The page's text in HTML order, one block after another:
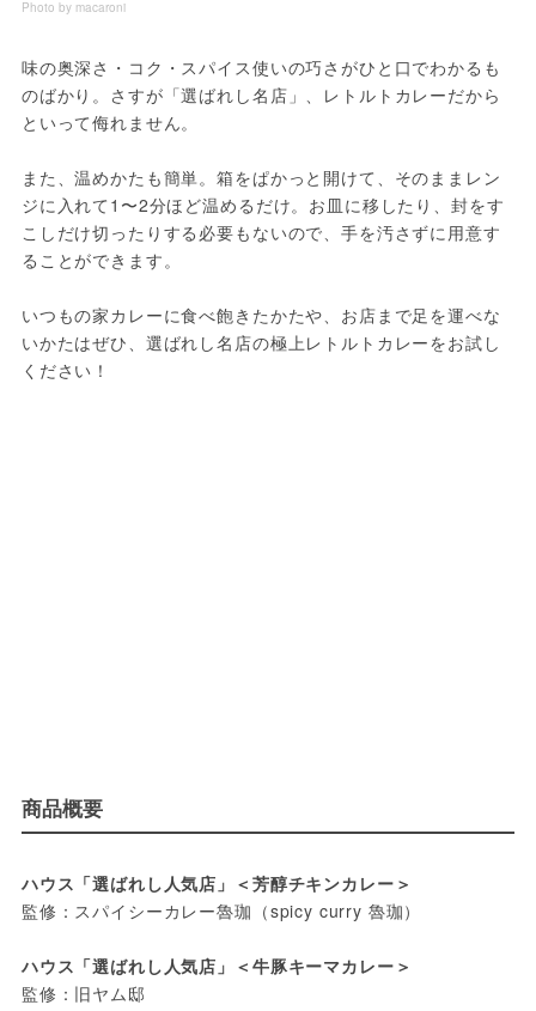
Photo by macaroni
味の奥深さ・コク・スパイス使いの巧さがひと口でわかるも
のばかり。さすが「選ばれし名店」、レトルトカレーだから
といって侮れません。
また、温めかたも簡単。箱をぱかっと開けて、そのままレン
ジに入れて1〜2分ほど温めるだけ。お皿に移したり、封をす
こしだけ切ったりする必要もないので、手を汚さずに用意す
ることができます。
いつもの家カレーに食べ飽きたかたや、お店まで足を運べな
いかたはぜひ、選ばれし名店の極上レトルトカレーをお試し
ください！
商品概要
ハウス「選ばれし人気店」＜芳醇チキンカレー＞
監修：スパイシーカレー魯珈（spicy curry 魯珈）
ハウス「選ばれし人気店」＜牛豚キーマカレー＞
監修：旧ヤム邸